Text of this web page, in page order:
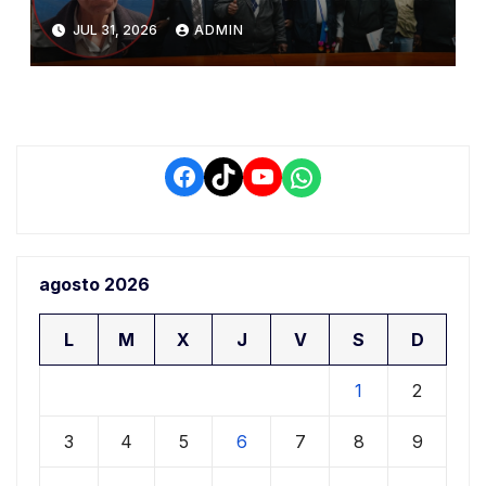
del PIAA por presuntos
conflictos de interés y
retrasos
JUL 31, 2026 ADMIN
Facebook
TikTokYouTube
WhatsApp
agosto 2026
L M X J V S D
1 2
3 4 5 6 7 8 9